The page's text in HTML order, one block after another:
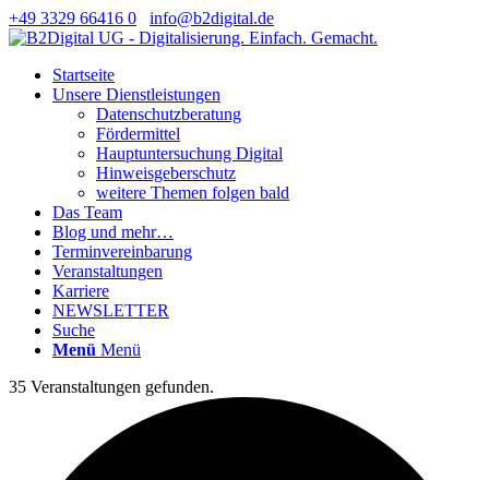
+49 3329 66416 0 info@b2digital.de
Startseite
Unsere Dienstleistungen
Datenschutzberatung
Fördermittel
Hauptuntersuchung Digital
Hinweisgeberschutz
weitere Themen folgen bald
Das Team
Blog und mehr…
Terminvereinbarung
Veranstaltungen
Karriere
NEWSLETTER
Suche
Menü Menü
35 Veranstaltungen gefunden.